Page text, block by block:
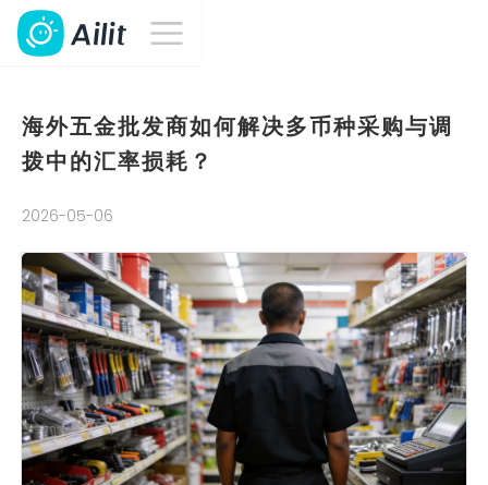
海外五金批发商如何解决多币种采购与调
拨中的汇率损耗？
2026-05-06